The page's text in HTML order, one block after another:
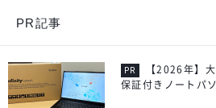
PR記事
【2026年】
保証付きノートパ